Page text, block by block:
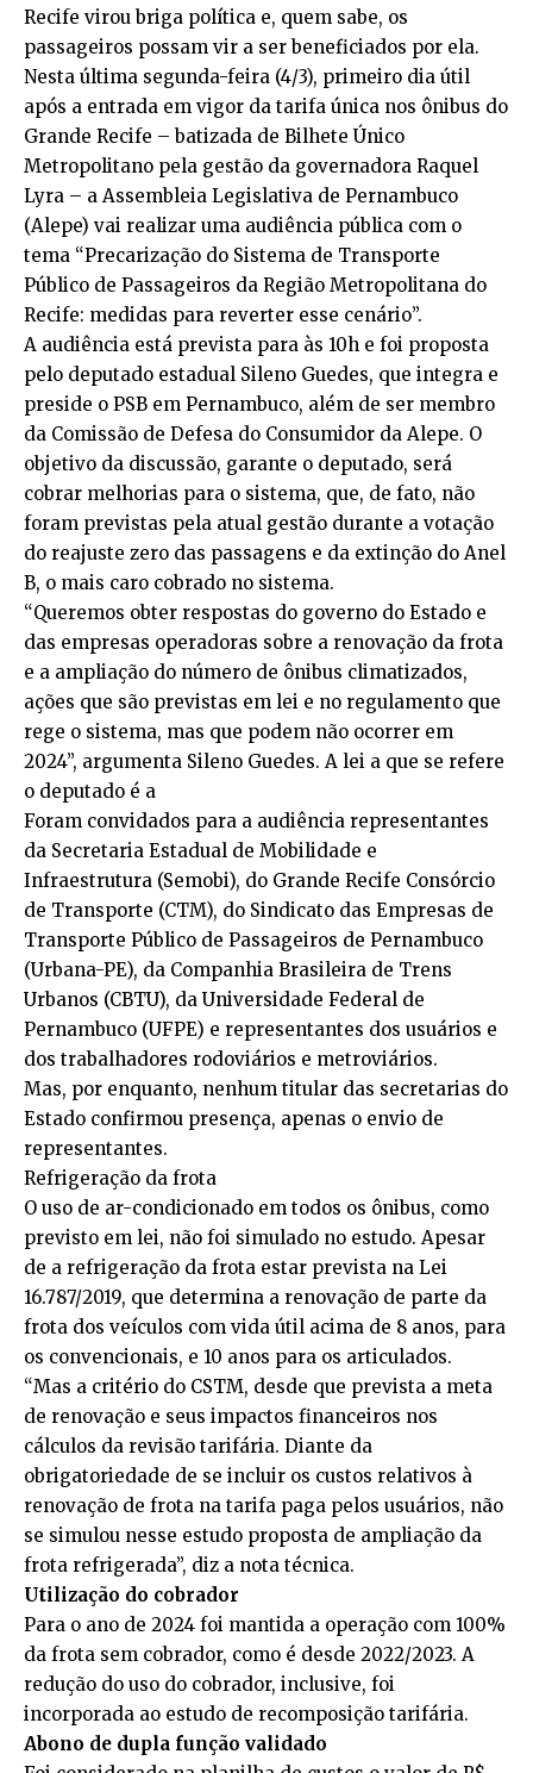
Recife virou briga política e, quem sabe, os
passageiros possam vir a ser beneficiados por ela.
Nesta última segunda-feira (4/3), primeiro dia útil
após a entrada em vigor da tarifa única nos ônibus do
Grande Recife – batizada de Bilhete Único
Metropolitano pela gestão da governadora Raquel
Lyra – a Assembleia Legislativa de Pernambuco
(Alepe) vai realizar uma audiência pública com o
tema “Precarização do Sistema de Transporte
Público de Passageiros da Região Metropolitana do
Recife: medidas para reverter esse cenário”.
A audiência está prevista para às 10h e foi proposta
pelo deputado estadual Sileno Guedes, que integra e
preside o PSB em Pernambuco, além de ser membro
da Comissão de Defesa do Consumidor da Alepe. O
objetivo da discussão, garante o deputado, será
cobrar melhorias para o sistema, que, de fato, não
foram previstas pela atual gestão durante a votação
do reajuste zero das passagens e da extinção do Anel
B, o mais caro cobrado no sistema.
“Queremos obter respostas do governo do Estado e
das empresas operadoras sobre a renovação da frota
e a ampliação do número de ônibus climatizados,
ações que são previstas em lei e no regulamento que
rege o sistema, mas que podem não ocorrer em
2024”, argumenta Sileno Guedes. A lei a que se refere
o deputado é a
Foram convidados para a audiência representantes
da Secretaria Estadual de Mobilidade e
Infraestrutura (Semobi), do Grande Recife Consórcio
de Transporte (CTM), do Sindicato das Empresas de
Transporte Público de Passageiros de Pernambuco
(Urbana-PE), da Companhia Brasileira de Trens
Urbanos (CBTU), da Universidade Federal de
Pernambuco (UFPE) e representantes dos usuários e
dos trabalhadores rodoviários e metroviários.
Mas, por enquanto, nenhum titular das secretarias do
Estado confirmou presença, apenas o envio de
representantes.
Refrigeração da frota
O uso de ar-condicionado em todos os ônibus, como
previsto em lei, não foi simulado no estudo. Apesar
de a refrigeração da frota estar prevista na Lei
16.787/2019, que determina a renovação de parte da
frota dos veículos com vida útil acima de 8 anos, para
os convencionais, e 10 anos para os articulados.
“Mas a critério do CSTM, desde que prevista a meta
de renovação e seus impactos financeiros nos
cálculos da revisão tarifária. Diante da
obrigatoriedade de se incluir os custos relativos à
renovação de frota na tarifa paga pelos usuários, não
se simulou nesse estudo proposta de ampliação da
frota refrigerada”, diz a nota técnica.
Utilização do cobrador
Para o ano de 2024 foi mantida a operação com 100%
da frota sem cobrador, como é desde 2022/2023. A
redução do uso do cobrador, inclusive, foi
incorporada ao estudo de recomposição tarifária.
Abono de dupla função validado